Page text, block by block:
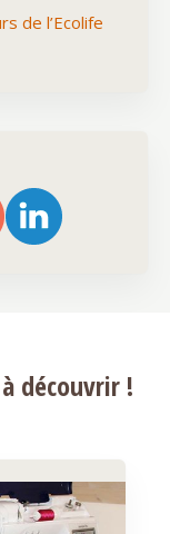
de l’Ecolife
découvrir !